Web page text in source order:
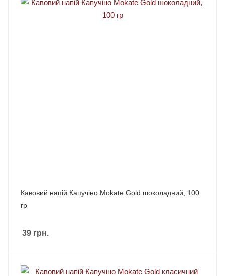
Кавовий напій Капучіно Mokate Gold шоколадний, 100
гр
39 грн.